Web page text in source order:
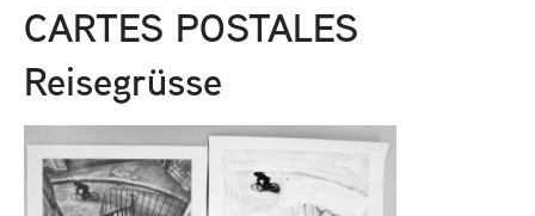
CARTES POSTALES
Reisegrüsse